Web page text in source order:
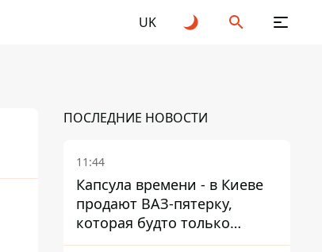
UK
ПОСЛЕДНИЕ НОВОСТИ
11:44
Капсула времени - в Киеве
продают ВАЗ-пятерку,
которая будто только
сошла с конвейера